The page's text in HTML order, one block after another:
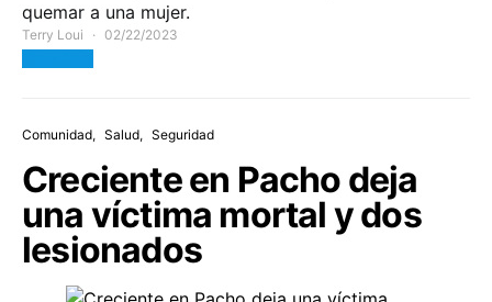
quemar a una mujer.
Terry Loui 02/22/2023
Comunidad Salud Seguridad
Creciente en Pacho deja
una víctima mortal y dos
lesionados